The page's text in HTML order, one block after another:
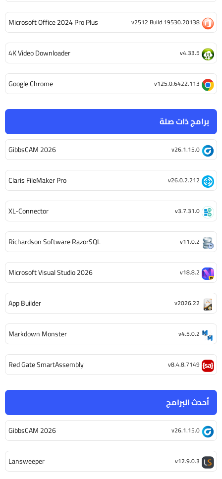
أحدث البرامج
GibbsCAM 2026 v26.1.15.0
Lansweeper v12.9.0.3
برامج ذات صلة
GibbsCAM 2026 v26.1.15.0
Claris FileMaker Pro v26.0.2.212
XL-Connector v3.7.31.0
Richardson Software RazorSQL v11.0.2
Microsoft Visual Studio 2026 v18.8.2
App Builder v2026.22
Markdown Monster v4.5.0.2
Red Gate SmartAssembly v8.4.8.7149
Microsoft Office 2024 Pro Plus v2512 Build 19530.20138
4K Video Downloader v4.33.5
Google Chrome v125.0.6422.113